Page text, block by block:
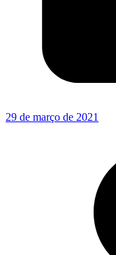
29 de março de 2021